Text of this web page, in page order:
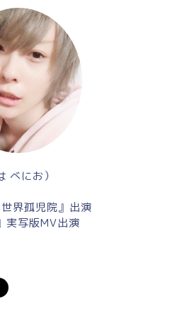
べにお）
界孤児院』出演
実写版MV出演